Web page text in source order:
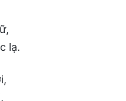
lạ.